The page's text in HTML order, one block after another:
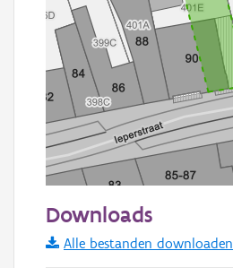
Informatie Vlaanderen
Downloads
Alle bestanden downloaden